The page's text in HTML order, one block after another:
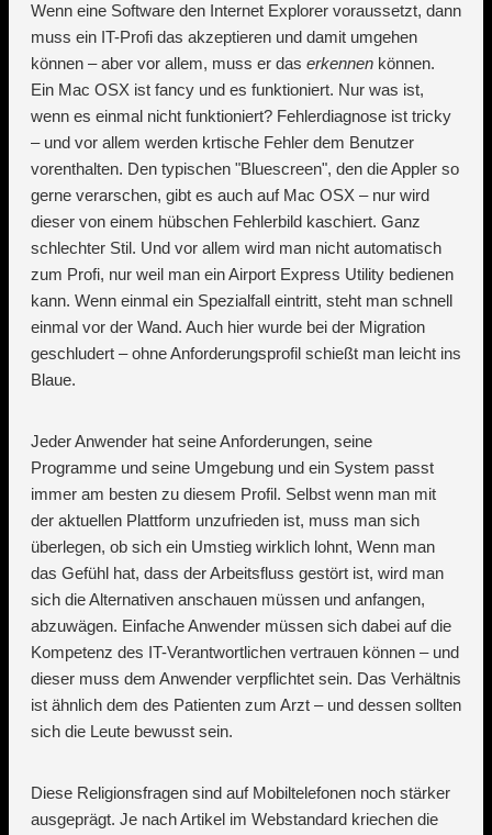
Wenn eine Software den Internet Explorer voraussetzt, dann
muss ein IT-Profi das akzeptieren und damit umgehen
können – aber vor allem, muss er das erkennen können.
Ein Mac OSX ist fancy und es funktioniert. Nur was ist,
wenn es einmal nicht funktioniert? Fehlerdiagnose ist tricky
– und vor allem werden krtische Fehler dem Benutzer
vorenthalten. Den typischen "Bluescreen", den die Appler so
gerne verarschen, gibt es auch auf Mac OSX – nur wird
dieser von einem hübschen Fehlerbild kaschiert. Ganz
schlechter Stil. Und vor allem wird man nicht automatisch
zum Profi, nur weil man ein Airport Express Utility bedienen
kann. Wenn einmal ein Spezialfall eintritt, steht man schnell
einmal vor der Wand. Auch hier wurde bei der Migration
geschludert – ohne Anforderungsprofil schießt man leicht ins
Blaue.
Jeder Anwender hat seine Anforderungen, seine
Programme und seine Umgebung und ein System passt
immer am besten zu diesem Profil. Selbst wenn man mit
der aktuellen Plattform unzufrieden ist, muss man sich
überlegen, ob sich ein Umstieg wirklich lohnt, Wenn man
das Gefühl hat, dass der Arbeitsfluss gestört ist, wird man
sich die Alternativen anschauen müssen und anfangen,
abzuwägen. Einfache Anwender müssen sich dabei auf die
Kompetenz des IT-Verantwortlichen vertrauen können – und
dieser muss dem Anwender verpflichtet sein. Das Verhältnis
ist ähnlich dem des Patienten zum Arzt – und dessen sollten
sich die Leute bewusst sein.
Diese Religionsfragen sind auf Mobiltelefonen noch stärker
ausgeprägt. Je nach Artikel im Webstandard kriechen die